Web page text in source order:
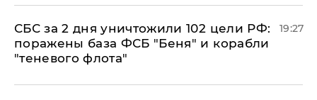
СБС за 2 дня уничтожили 102 цели РФ:
поражены база ФСБ "Беня" и корабли
"теневого флота"
19:27